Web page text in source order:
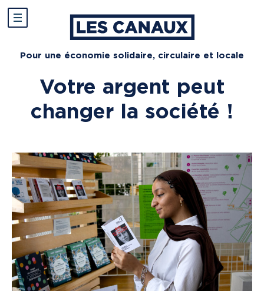
Pour une économie solidaire, circulaire et locale
Votre argent peut
changer la société !